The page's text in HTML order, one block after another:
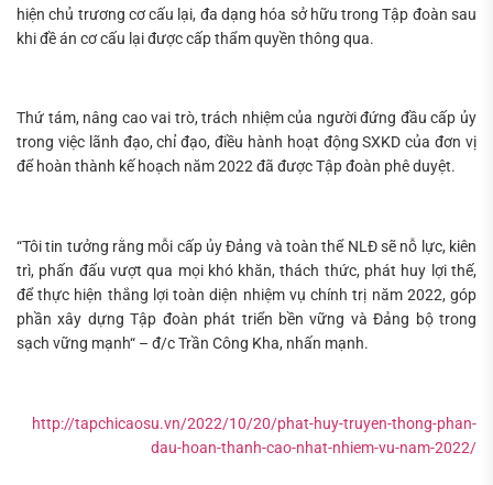
hiện chủ trương cơ cấu lại, đa dạng hóa sở hữu trong Tập đoàn sau
khi đề án cơ cấu lại được cấp thẩm quyền thông qua.
Thứ tám, nâng cao vai trò, trách nhiệm của người đứng đầu cấp ủy
trong việc lãnh đạo, chỉ đạo, điều hành hoạt động SXKD của đơn vị
để hoàn thành kế hoạch năm 2022 đã được Tập đoàn phê duyệt.
“Tôi tin tưởng rằng mỗi cấp ủy Đảng và toàn thể NLĐ sẽ nỗ lực, kiên
trì, phấn đấu vượt qua mọi khó khăn, thách thức, phát huy lợi thế,
để thực hiện thắng lợi toàn diện nhiệm vụ chính trị năm 2022, góp
phần xây dựng Tập đoàn phát triển bền vững và Đảng bộ trong
sạch vững mạnh“ – đ/c Trần Công Kha, nhấn mạnh.
http://tapchicaosu.vn/2022/10/20/phat-huy-truyen-thong-phan-
dau-hoan-thanh-cao-nhat-nhiem-vu-nam-2022/